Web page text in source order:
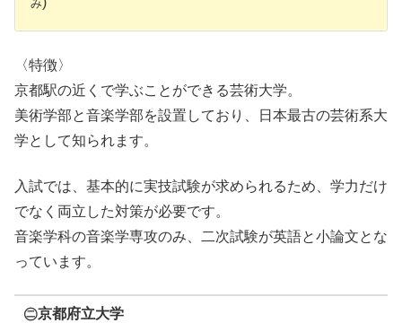
み
〈特徴〉
京都駅の近くで学ぶことができる芸術大学。
美術学部と音楽学部を設置しており、日本最古の芸術系大
学として知られます。
入試では、基本的に実技試験が求められるため、学力だけ
でなく両立した対策が必要です。
音楽学科の音楽学専攻のみ、二次試験が英語と小論文とな
っています。
㊁京都府立大学